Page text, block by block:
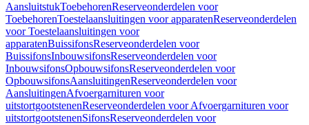
AansluitstukToebehorenReserveonderdelen voor
ToebehorenToestelaansluitingen voor apparatenReserveonderdelen
voor Toestelaansluitingen voor
apparatenBuissifonsReserveonderdelen voor
BuissifonsInbouwsifonsReserveonderdelen voor
InbouwsifonsOpbouwsifonsReserveonderdelen voor
OpbouwsifonsAansluitingenReserveonderdelen voor
AansluitingenAfvoergarnituren voor
uitstortgootstenenReserveonderdelen voor Afvoergarnituren voor
uitstortgootstenenSifonsReserveonderdelen voor